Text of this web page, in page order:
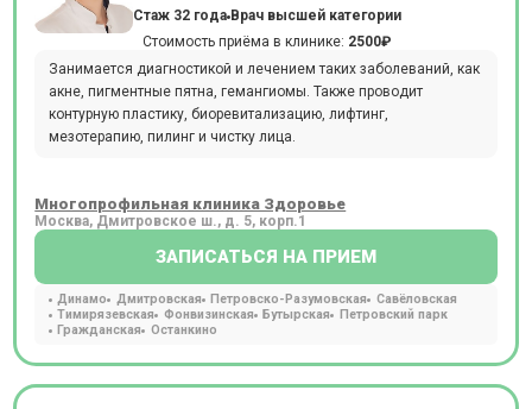
Стаж 32 года Врач высшей категории
Стоимость приёма в клинике: 2500₽
Занимается диагностикой и лечением таких заболеваний, как
акне, пигментные пятна, гемангиомы. Также проводит
контурную пластику, биоревитализацию, лифтинг,
мезотерапию, пилинг и чистку лица.
Многопрофильная клиника Здоровье
Москва, Дмитровское ш., д. 5, корп.1
ЗАПИСАТЬСЯ НА ПРИЕМ
Динамо Дмитровская Петровско-Разумовская
Савёловская
Тимирязевская
Фонвизинская Бутырская
Петровский парк
Гражданская
Останкино